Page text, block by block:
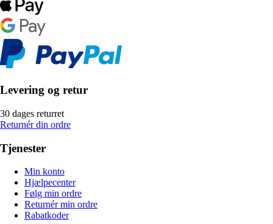
Levering og retur
30 dages returret
Returnér din ordre
Tjenester
Min konto
Hjælpecenter
Følg min ordre
Returnér min ordre
Rabatkoder